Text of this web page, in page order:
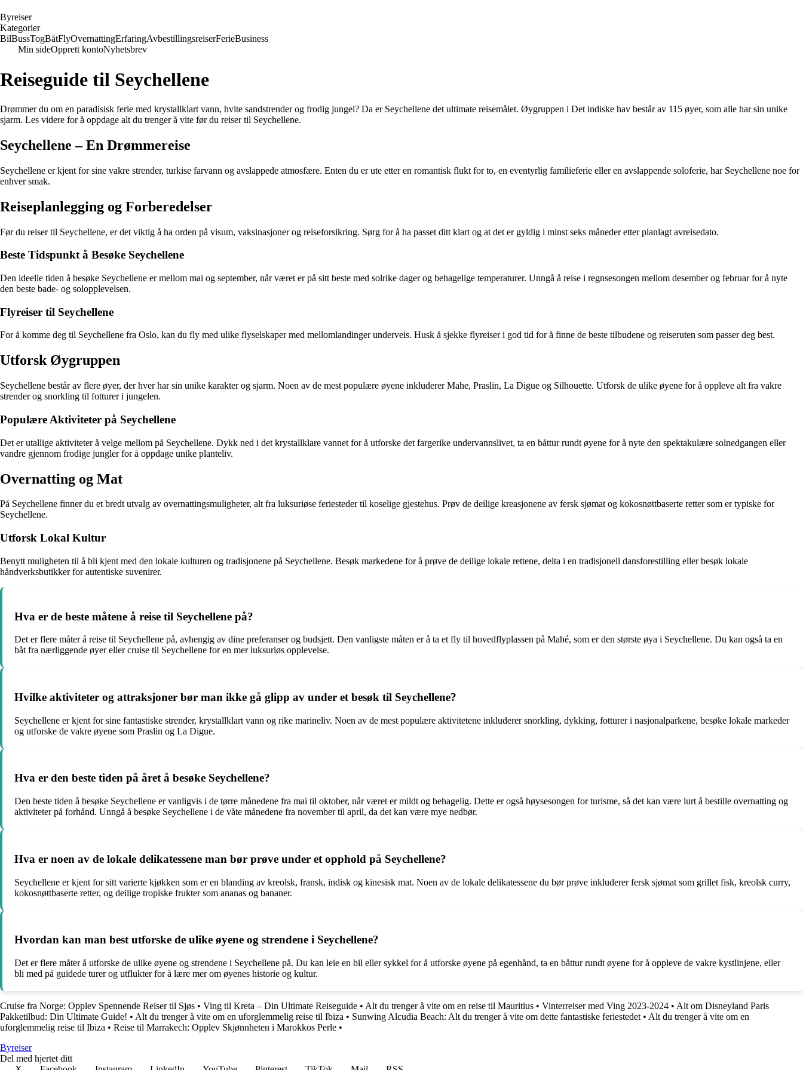
Byreiser
Kategorier
BilBussTogBåtFlyOvernattingErfaringAvbestillingsreiserFerieBusiness
Min sideOpprett kontoNyhetsbrev
Reiseguide til Seychellene
Drømmer du om en paradisisk ferie med krystallklart vann, hvite sandstrender og frodig jungel? Da er Seychellene det ultimate reisemålet. Øygruppen i Det indiske hav består av 115 øyer, som alle har sin unike
sjarm. Les videre for å oppdage alt du trenger å vite før du reiser til Seychellene.
Seychellene – En Drømmereise
Seychellene er kjent for sine vakre strender, turkise farvann og avslappede atmosfære. Enten du er ute etter en romantisk flukt for to, en eventyrlig familieferie eller en avslappende soloferie, har Seychellene noe for
enhver smak.
Reiseplanlegging og Forberedelser
Før du reiser til Seychellene, er det viktig å ha orden på visum, vaksinasjoner og reiseforsikring. Sørg for å ha passet ditt klart og at det er gyldig i minst seks måneder etter planlagt avreisedato.
Beste Tidspunkt å Besøke Seychellene
Den ideelle tiden å besøke Seychellene er mellom mai og september, når været er på sitt beste med solrike dager og behagelige temperaturer. Unngå å reise i regnsesongen mellom desember og februar for å nyte
den beste bade- og solopplevelsen.
Flyreiser til Seychellene
For å komme deg til Seychellene fra Oslo, kan du fly med ulike flyselskaper med mellomlandinger underveis. Husk å sjekke flyreiser i god tid for å finne de beste tilbudene og reiseruten som passer deg best.
Utforsk Øygruppen
Seychellene består av flere øyer, der hver har sin unike karakter og sjarm. Noen av de mest populære øyene inkluderer Mahe, Praslin, La Digue og Silhouette. Utforsk de ulike øyene for å oppleve alt fra vakre
strender og snorkling til fotturer i jungelen.
Populære Aktiviteter på Seychellene
Det er utallige aktiviteter å velge mellom på Seychellene. Dykk ned i det krystallklare vannet for å utforske det fargerike undervannslivet, ta en båttur rundt øyene for å nyte den spektakulære solnedgangen eller
vandre gjennom frodige jungler for å oppdage unike planteliv.
Overnatting og Mat
På Seychellene finner du et bredt utvalg av overnattingsmuligheter, alt fra luksuriøse feriesteder til koselige gjestehus. Prøv de deilige kreasjonene av fersk sjømat og kokosnøttbaserte retter som er typiske for
Seychellene.
Utforsk Lokal Kultur
Benytt muligheten til å bli kjent med den lokale kulturen og tradisjonene på Seychellene. Besøk markedene for å prøve de deilige lokale rettene, delta i en tradisjonell dansforestilling eller besøk lokale
håndverksbutikker for autentiske suvenirer.
Hva er de beste måtene å reise til Seychellene på?
Det er flere måter å reise til Seychellene på, avhengig av dine preferanser og budsjett. Den vanligste måten er å ta et fly til hovedflyplassen på Mahé, som er den største øya i Seychellene. Du kan også ta en
båt fra nærliggende øyer eller cruise til Seychellene for en mer luksuriøs opplevelse.
Hvilke aktiviteter og attraksjoner bør man ikke gå glipp av under et besøk til Seychellene?
Seychellene er kjent for sine fantastiske strender, krystallklart vann og rike marineliv. Noen av de mest populære aktivitetene inkluderer snorkling, dykking, fotturer i nasjonalparkene, besøke lokale markeder
og utforske de vakre øyene som Praslin og La Digue.
Hva er den beste tiden på året å besøke Seychellene?
Den beste tiden å besøke Seychellene er vanligvis i de tørre månedene fra mai til oktober, når været er mildt og behagelig. Dette er også høysesongen for turisme, så det kan være lurt å bestille overnatting og
aktiviteter på forhånd. Unngå å besøke Seychellene i de våte månedene fra november til april, da det kan være mye nedbør.
Hva er noen av de lokale delikatessene man bør prøve under et opphold på Seychellene?
Seychellene er kjent for sitt varierte kjøkken som er en blanding av kreolsk, fransk, indisk og kinesisk mat. Noen av de lokale delikatessene du bør prøve inkluderer fersk sjømat som grillet fisk, kreolsk curry,
kokosnøttbaserte retter, og deilige tropiske frukter som ananas og bananer.
Hvordan kan man best utforske de ulike øyene og strendene i Seychellene?
Det er flere måter å utforske de ulike øyene og strendene i Seychellene på. Du kan leie en bil eller sykkel for å utforske øyene på egenhånd, ta en båttur rundt øyene for å oppleve de vakre kystlinjene, eller
bli med på guidede turer og utflukter for å lære mer om øyenes historie og kultur.
Cruise fra Norge: Opplev Spennende Reiser til Sjøs • Ving til Kreta – Din Ultimate Reiseguide • Alt du trenger å vite om en reise til Mauritius • Vinterreiser med Ving 2023-2024 • Alt om Disneyland Paris
Pakketilbud: Din Ultimate Guide! • Alt du trenger å vite om en uforglemmelig reise til Ibiza • Sunwing Alcudia Beach: Alt du trenger å vite om dette fantastiske feriestedet • Alt du trenger å vite om en
uforglemmelig reise til Ibiza • Reise til Marrakech: Opplev Skjønnheten i Marokkos Perle •
Byreiser
Del med hjertet ditt